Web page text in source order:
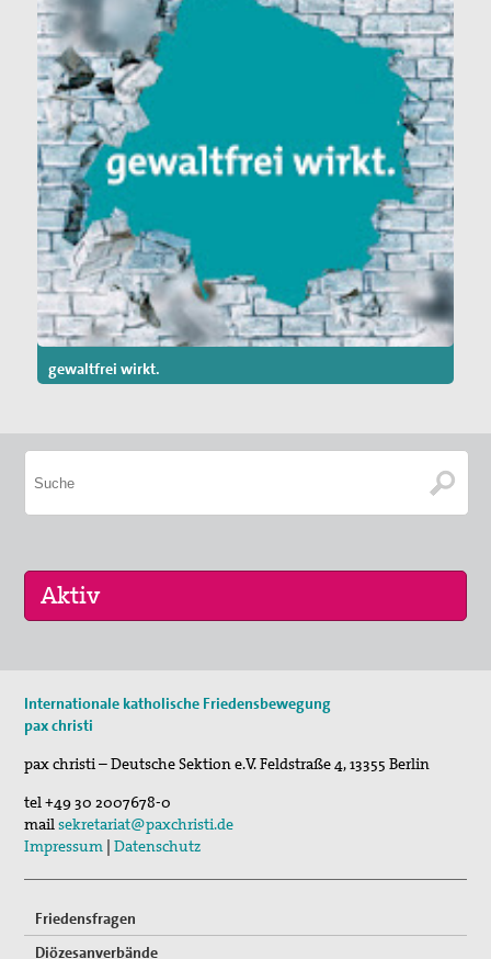
gewaltfrei wirkt.
pc bewegt - Gräber erzählen
Schweige und höre...
Internationale katholische Friedensbewegung
pax christi
pax christi – Deutsche Sektion e.V.Feldstraße 4,13355 Berlin
tel+49 30 2007678-0
mailsekretariat@paxchristi.de
Impressum |Datenschutz
Friedensfragen
Diözesanverbände